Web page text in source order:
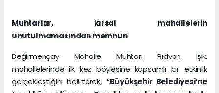
Muhtarlar, kırsal mahallelerin
unutulmamasından memnun
Değirmençay Mahalle Muhtarı Rıdvan Işık,
mahallelerinde ilk kez böylesine kapsamlı bir etkinlik
gerçekleştiğini belirterek, “Büyükşehir Belediyesi’ne